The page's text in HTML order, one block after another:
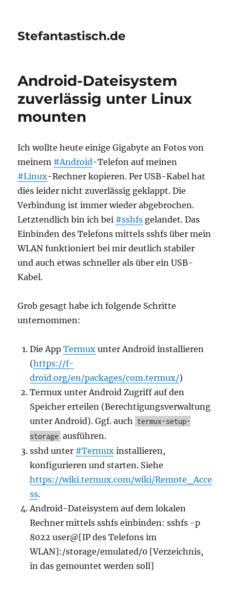
Stefantastisch.de
Android-Dateisystem
zuverlässig unter Linux
mounten
Ich wollte heute einige Gigabyte an Fotos von
meinem #Android-Telefon auf meinen
#Linux-Rechner kopieren. Per USB-Kabel hat
dies leider nicht zuverlässig geklappt. Die
Verbindung ist immer wieder abgebrochen.
Letztendlich bin ich bei #sshfs gelandet. Das
Einbinden des Telefons mittels sshfs über mein
WLAN funktioniert bei mir deutlich stabiler
und auch etwas schneller als über ein USB-
Kabel.
Grob gesagt habe ich folgende Schritte
unternommen:
Die AppTermux unter Android installieren
(https://f-
droid.org/en/packages/com.termux/)
Termux unter Android Zugriff auf den
Speicher erteilen (Berechtigungsverwaltung
unter Android). Ggf. auch termux-setup-
storage ausführen.
sshd unter #Termux installieren,
konfigurieren und starten. Siehe
https://wiki.termux.com/wiki/Remote_Acce
ss.
Android-Dateisystem auf dem lokalen
Rechner mittels sshfs einbinden: sshfs -p
8022 user@[IP des Telefons im
WLAN]:/storage/emulated/0 [Verzeichnis,
in das gemountet werden soll]